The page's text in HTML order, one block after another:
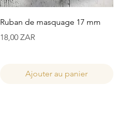
Aperçu rapide
Ruban de masquage 17 mm
Prix
18,00 ZAR
Ajouter au panier